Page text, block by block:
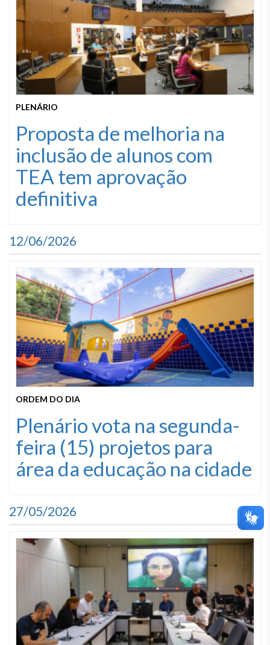
PLENÁRIO
Proposta de melhoria na
inclusão de alunos com
TEA tem aprovação
definitiva
12/06/2026
ORDEM DO DIA
Plenário vota na segunda-
feira (15) projetos para
área da educação na cidade
27/05/2026